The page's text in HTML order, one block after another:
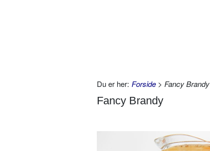
Du er her: Forside > Fancy Brandy
Fancy Brandy